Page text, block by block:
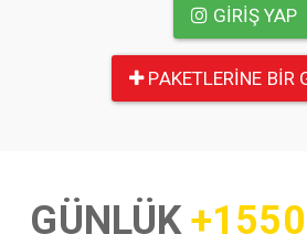
GIRIŞ YAP
PAKETLERINE BIR
GÜNLÜK+1550